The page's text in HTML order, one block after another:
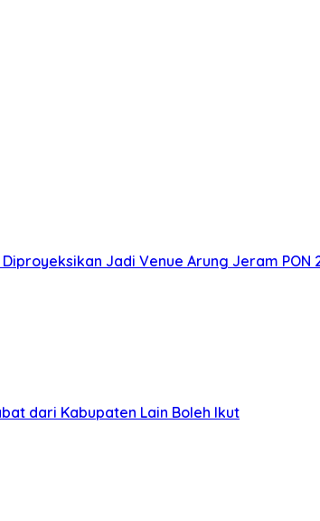
Jadi Venue Arung Jeram PON
dari Kabupaten Lain Boleh Ikut